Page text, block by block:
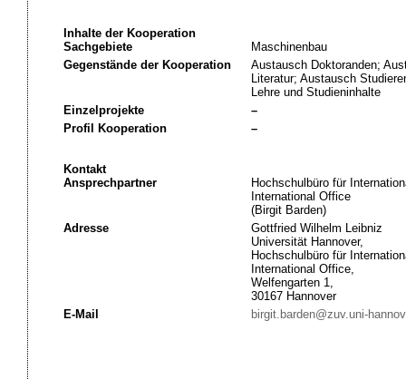
Inhalte der Kooperation
Sachgebiete
Maschinenbau
Gegenstände der Kooperation
Austausch Doktoranden;
Literatur; Austausch
Lehre und Studieninhalte
Einzelprojekte
–
Profil Kooperation
–
Kontakt
Ansprechpartner
Hochschulbüro für
International Office
(Birgit Barden)
Adresse
Gottfried Wilhelm Leibniz
Universität Hannover,
Hochschulbüro für
International Office,
Welfengarten 1,
30167 Hannover
E-Mail
birgit.barden@zuv.uni-